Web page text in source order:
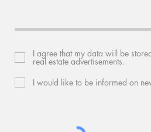
I agree that my data will be
real estate advertisements.
I would like to be informed on